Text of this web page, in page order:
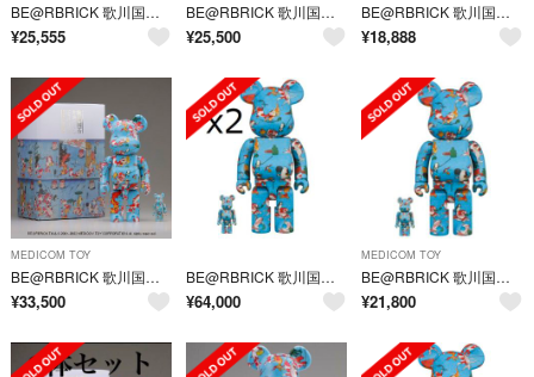
BE@RBRICK 歌川国芳「金魚づくし」 100% ＆ 400%
¥25,555
BE@RBRICK 歌川国芳「金魚づくし」 100% ＆ 400%
¥25,500
BE@RBRICK 歌川国芳 金魚づくし 100% ＆ 400%
¥18,888
MEDICOM TOY
BE@RBRICK 歌川国芳「金魚づくし」 100% ＆ 400%
¥33,500
BE@RBRICK 歌川国芳「金魚づくし」100％ & 400％ 2個セット
¥64,000
MEDICOM TOY
BE@RBRICK 歌川国芳 金魚づくし 100% & 400% ベアブリック
¥21,800